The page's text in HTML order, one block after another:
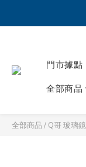
門市據點
全部商品
全部商品 / Q哥 玻璃